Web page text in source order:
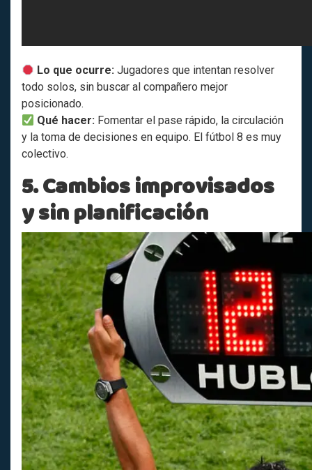
Lo que ocurre: Jugadores que intentan resolver
todo solos, sin buscar al compañero mejor
posicionado.
Qué hacer: Fomentar el pase rápido, la circulación
y la toma de decisiones en equipo. El fútbol 8 es muy
colectivo.
5. Cambios improvisados
y sin planificación